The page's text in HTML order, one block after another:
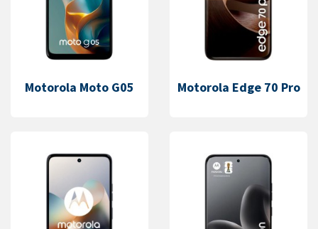
Motorola Moto G05 Motorola Edge 70 Pro